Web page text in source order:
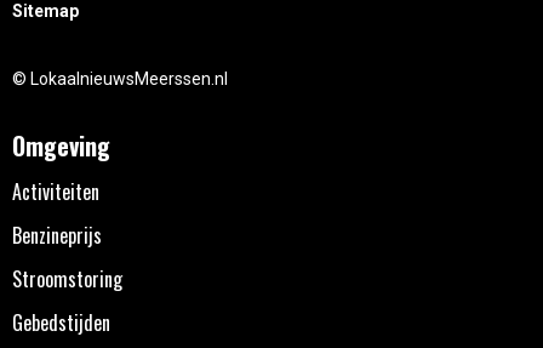
Sitemap
© LokaalnieuwsMeerssen.nl
Omgeving
Activiteiten
Benzineprijs
Stroomstoring
Gebedstijden